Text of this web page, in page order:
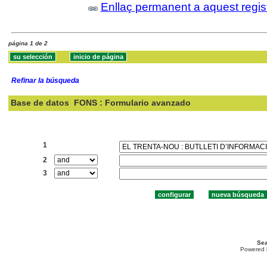
Enllaç permanent a aquest
página 1 de 2
Refinar la búsqueda
Base de datos FONS : Formulario avanzado
1
2
3